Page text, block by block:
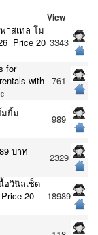
View
าสเทล โม
Price 20 3343
for
with 761
มยิ้ม
989
บาท
2329
อวินิลเช็ด
20
18989